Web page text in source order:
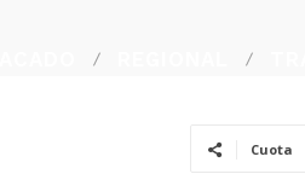
Cuota